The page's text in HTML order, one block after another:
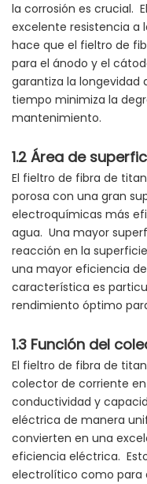
la corrosión es crucial.
excelente resistencia a
hace que el fieltro de
para el ánodo y el
garantiza la longevidad
tiempo minimiza la
mantenimiento.
1.2 Área de
El fieltro de fibra de
porosa con una gran
electroquímicas más
agua. Una mayor
reacción en la
una mayor eficiencia
característica es
rendimiento óptimo
1.3 Función del
El fieltro de fibra de
colector de corriente
conductividad y
eléctrica de manera
convierten en una
eficiencia eléctrica.
electrolítico como para